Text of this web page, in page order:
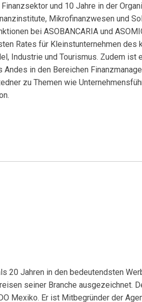
und 10 Jahre in der
Mikrofinanzwesen und
bei ASOBANCARIA und
Rates für Kleinstunternehmen des
Industrie und Tourismus. Zudem ist
in den Bereichen
zu Themen wie
20 Jahren in den bedeutendsten
seiner Branche ausgezeichnet.
Mexiko. Er ist Mitbegründer der